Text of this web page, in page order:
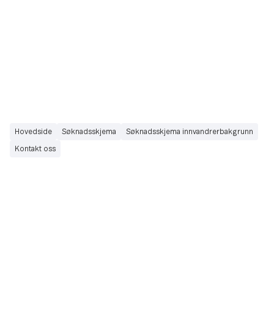
Hovedside Søknadsskjema Søknadsskjema innvandrerbakgrunn
Kontakt oss